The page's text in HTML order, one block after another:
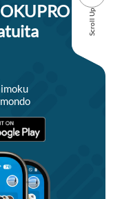
Scroll Up